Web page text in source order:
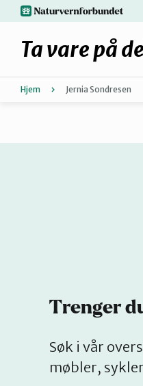
Hopp
til
hovedinnhold
Ta vare på
Hjem Jernia Sondresen
Trenger
Søk i vår
møbler,